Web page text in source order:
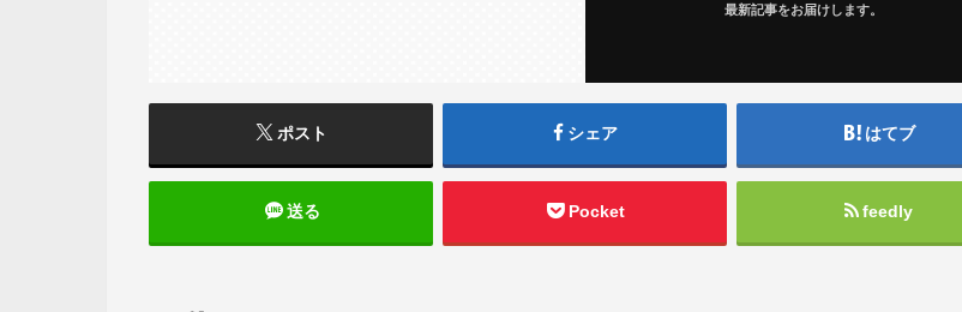
最新記事をお届けします。
ポスト シェア はてブ
送る Pocket feedly